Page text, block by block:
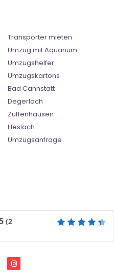
Transporter mieten
Umzug mit Aquarium
Umzugshelfer
Umzugskartons
Bad Cannstatt
Degerloch
Zuffenhausen
Heslach
Umzugsanfrage
(2